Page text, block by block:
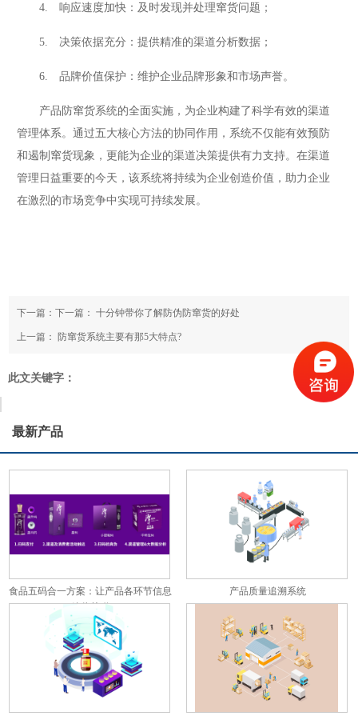
4. 响应速度加快：及时发现并处理窜货问题；
5. 决策依据充分：提供精准的渠道分析数据；
6. 品牌价值保护：维护企业品牌形象和市场声誉。
产品防窜货系统的全面实施，为企业构建了科学有效的渠道
管理体系。通过五大核心方法的协同作用，系统不仅能有效预防
和遏制窜货现象，更能为企业的渠道决策提供有力支持。在渠道
管理日益重要的今天，该系统将持续为企业创造价值，助力企业
在激烈的市场竞争中实现可持续发展。
下一篇：下一篇：十分钟带你了解防伪防窜货的好处
上一篇： 防窜货系统主要有那5大特点?
此文关键字：
最新产品
食品五码合一方案：让产品各环节信息
彼此关联
产品质量追溯系统